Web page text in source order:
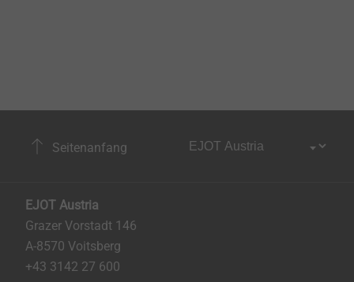
Seitenanfang
EJOT Austria
Grazer Vorstadt 146
A-8570 Voitsberg
+43 3142 27 600